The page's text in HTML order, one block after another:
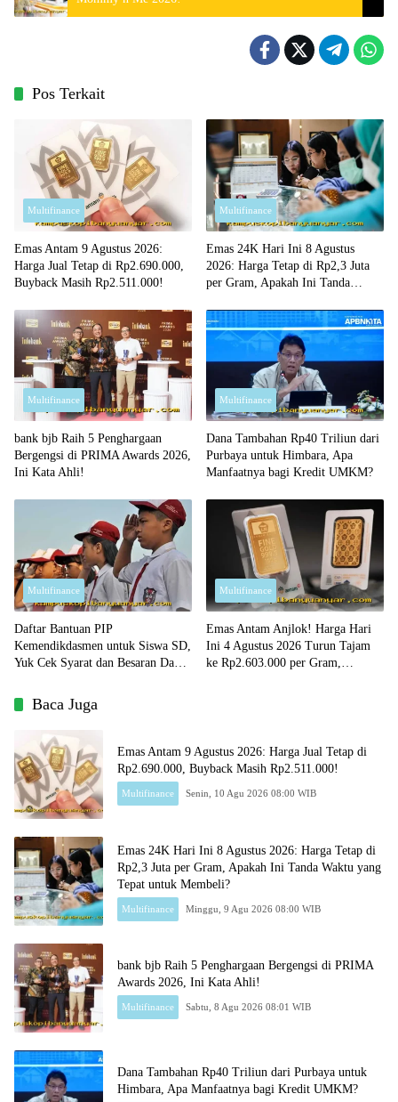
Pos Terkait
Multifinance
Emas Antam 9 Agustus 2026:
Harga Jual Tetap di Rp2.690.000,
Buyback Masih Rp2.511.000!
Multifinance
Emas 24K Hari Ini 8 Agustus
2026: Harga Tetap di Rp2,3 Juta
per Gram, Apakah Ini Tanda
Multifinance
bank bjb Raih 5 Penghargaan
Bergengsi di PRIMA Awards 2026,
Ini Kata Ahli!
Multifinance
Dana Tambahan Rp40 Triliun dari
Purbaya untuk Himbara, Apa
Manfaatnya bagi Kredit UMKM?
Multifinance
Daftar Bantuan PIP
Kemendikdasmen untuk Siswa SD,
Yuk Cek Syarat dan Besaran Dana
Multifinance
Emas Antam Anjlok! Harga Hari
Ini 4 Agustus 2026 Turun Tajam
ke Rp2.603.000 per Gram,
Baca Juga
Emas Antam 9 Agustus 2026: Harga Jual Tetap di
Rp2.690.000, Buyback Masih Rp2.511.000!
Multifinance Senin, 10 Agu 2026 08:00 WIB
Emas 24K Hari Ini 8 Agustus 2026: Harga Tetap di
Rp2,3 Juta per Gram, Apakah Ini Tanda Waktu yang
Tepat untuk Membeli?
Multifinance Minggu, 9 Agu 2026 08:00 WIB
bank bjb Raih 5 Penghargaan Bergengsi di PRIMA
Awards 2026, Ini Kata Ahli!
Multifinance Sabtu, 8 Agu 2026 08:01 WIB
Dana Tambahan Rp40 Triliun dari Purbaya untuk
Himbara, Apa Manfaatnya bagi Kredit UMKM?